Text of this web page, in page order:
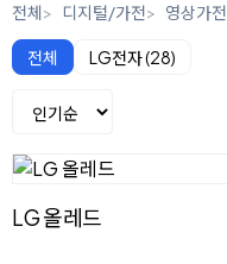
전체
디지털/가전 영상가전
전체 LG전자 (28)
LG 올레드